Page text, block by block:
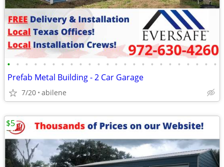
• • • • • • • • • • • • • • • • • • • • • • • •
Prefab Metal Building - 2 Car Garage
7/20 abilene
$5